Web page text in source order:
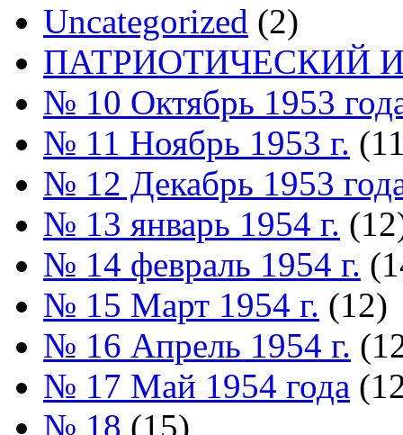
Uncategorized (2)
ПАТРИОТИЧЕСКИЙ
№ 10 Октябрь 1953
№ 11 Ноябрь 1953 г.
№ 12 Декабрь 1953
№ 13 январь 1954 г.
№ 14 февраль 1954 г.
№ 15 Март 1954 г. (12)
№ 16 Апрель 1954 г.
№ 17 Май 1954 года
№ 18 (15)